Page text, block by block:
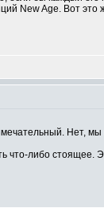
New Age. Вот
Нет,
что-либо стоящее.